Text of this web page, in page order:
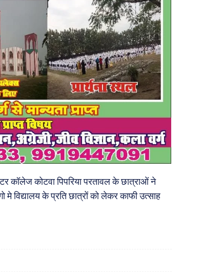
कॉलेज कोटवा पिपरिया परतावल के छात्राओं ने
मे विद्यालय के प्रति छात्रों को लेकर काफी उत्साह